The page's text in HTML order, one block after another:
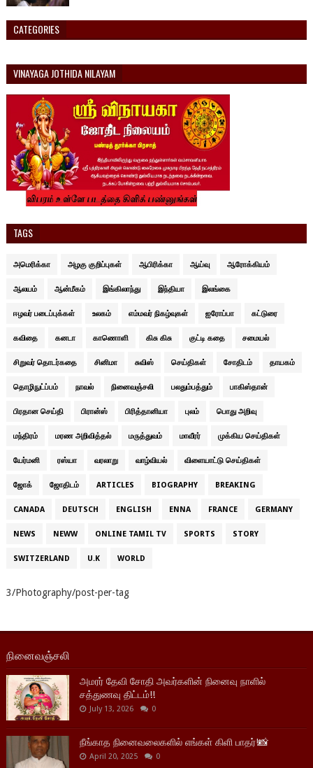
CATEGORIES
VINAYAGA JOTHIDA NILAYAM
TAGS
அமெரிக்கா அழகு குறிப்புகள் ஆபிரிக்கா ஆய்வு ஆரோக்கியம்
ஆலயம் ஆன்மீகம் இங்கிலாந்து இந்தியா இலங்கை
ஈழவர் படைப்புக்கள் உலகம் எம்மவர் நிகழ்வுகள் ஐரோப்பா கட்டுரை
கவிதை கனடா காணொளி கிசு கிசு குட்டி கதை சமையல்
சிறுவர் தொடர்கதை சினிமா சுவிஸ் செய்திகள் சோதிடம் தாயகம்
தொழிநுட்ப்பம் நாவல் நினைவஞ்சலி பலதும்பத்தும் பாகிஸ்தான்
பிரதான செய்தி பிரான்ஸ் பிரித்தானியா புலம் பொது அறிவு
மந்திரம் மரண அறிவித்தல் மருத்துவம் மாவீரர் முக்கிய செய்திகள்
யேர்மனி ரஸ்யா வரலாறு வாழ்வியல் விளையாட்டு செய்திகள்
ஜோக் ஜோதிடம் ARTICLES BIOGRAPHY BREAKING
CANADA DEUTSCH ENGLISH ENNA FRANCE GERMANY
NEWS NEWW ONLINE TAMIL TV SPORTS STORY
SWITZERLAND U.K WORLD
3/Photography/post-per-tag
நினைவஞ்சலி
அமரர் தேவி சோதி அவர்களின் நினைவு நாளில்
சத்துணவு திட்டம்!!
July 13, 2026 0
நீங்காத நினைவலைகளில் எங்கள் கிளி பாதர்!📸
April 20, 2025 0